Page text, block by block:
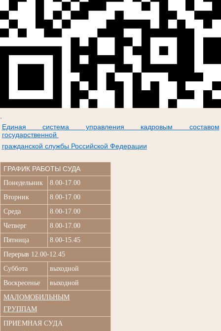
Единая система управления кадровым составом
государственной
гражданской службы Российской Федерации
ГРАФИК РАБОТЫ СУДА
Понедельник
8.00-17.00
Вторник
8.00-17.00
Среда
8.00-17.00
Четверг
8.00-17.00
Пятница
8.00-15.45
Перерыв 12.00-12.45
Суббота
выходной
Воскресенье
выходной
МАЛОМОБИЛЬНЫМ
ГРУППАМ
ПРИЕМНАЯ СУДА